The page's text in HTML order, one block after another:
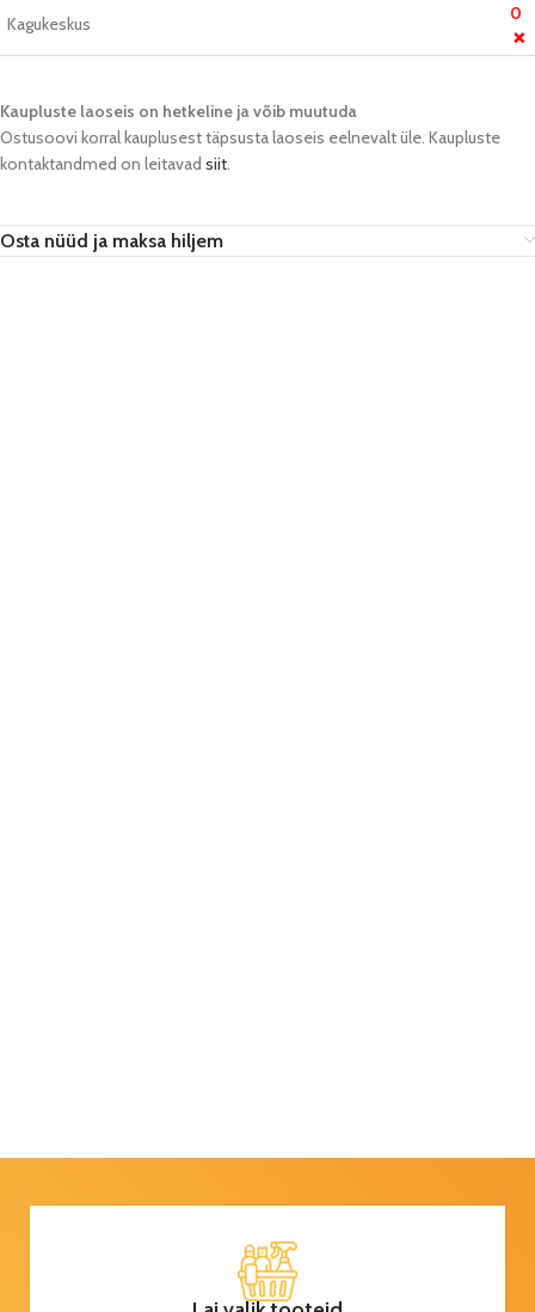
Kagukeskus 0
❌
Kaupluste laoseis on hetkeline ja võib muutuda​
Ostusoovi korral kauplusest täpsusta laoseis eelnevalt üle. Kaupluste
kontaktandmed on leitavad siit.
Osta nüüd ja maksa hiljem